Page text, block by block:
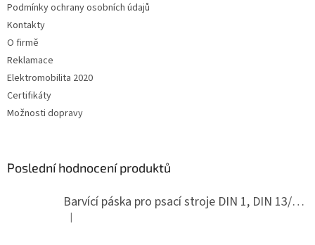
Podmínky ochrany osobních údajů
Kontakty
O firmě
Reklamace
Elektromobilita 2020
Certifikáty
Možnosti dopravy
Poslední hodnocení produktů
Barvící páska pro psací stroje DIN 1, DIN 13/10, LAND, PA červenočerná
Hodnocení produktu je 5 z 5 hvězdiček.
|